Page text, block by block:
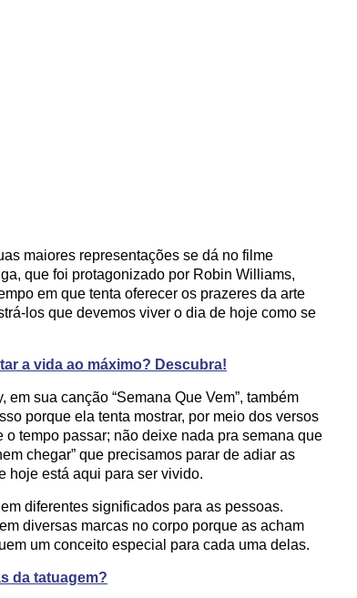
maiores representações se dá no filme
que foi protagonizado por Robin Williams,
em que tenta oferecer os prazeres da arte
los que devemos viver o dia de hoje como se
a vida ao máximo? Descubra!
sua canção “Semana Que Vem”, também
porque ela tenta mostrar, por meio dos versos
tempo passar; não deixe nada pra semana que
chegar” que precisamos parar de adiar as
hoje está aqui para ser vivido.
diferentes significados para as pessoas.
diversas marcas no corpo porque as acham
um conceito especial para cada uma delas.
da tatuagem?